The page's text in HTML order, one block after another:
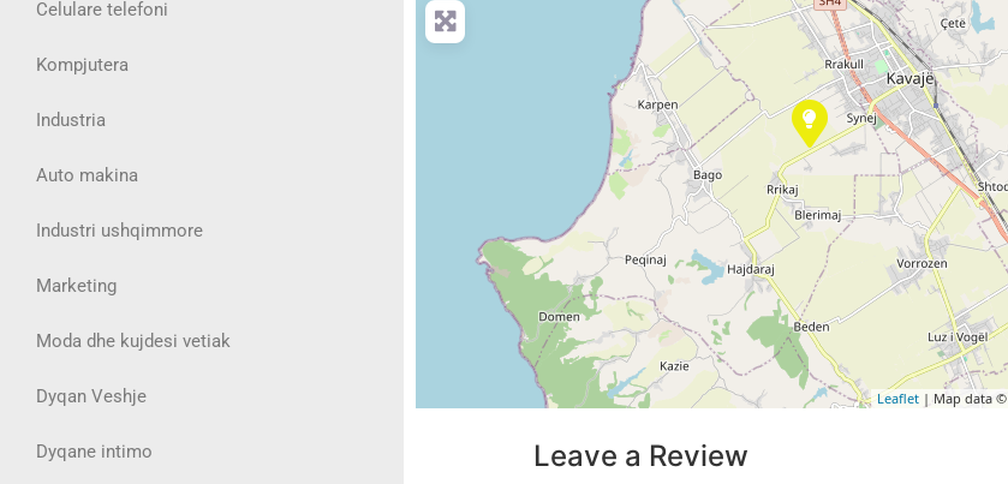
Celulare telefoni
Kompjutera
Industria
Auto makina
Industri ushqimmore
Marketing
Moda dhe kujdesi vetiak
Dyqan Veshje
Dyqane intimo
Leaflet | Map data ©
Leave a Review